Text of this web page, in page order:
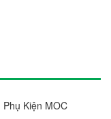
Kiện MOC